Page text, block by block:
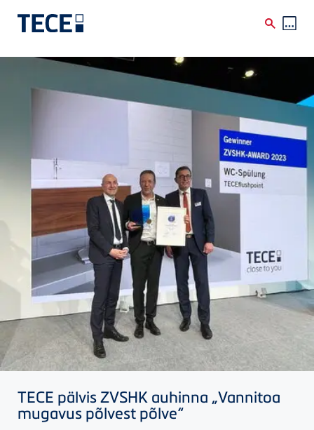
Skip to main content
TECE pälvis ZVSHK auhinna „Vannitoa
mugavus põlvest põlve“